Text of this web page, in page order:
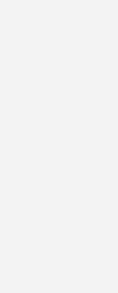
正月，
众西还
宋文帝
北魏拓
是年，
宋文帝
北魏拓
三月，
是年，
宋文帝
北魏拓